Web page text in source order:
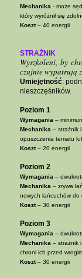
Mechanika - może
który wyróżnił się
Koszt– 40 energii
STRAŻNIK
Wyszkoleni, by
czujnie wypatrują
Umiejętność:
nieszczęśników.
Poziom 1
Wymagania –
Mechanika – strażnik
opuszczenia tematu
Koszt– 20 energii
Poziom 2
Wymagania –
Mechanika – zrywa
nowych łańcuchów
Koszt– 30 energii
Poziom 3
Wymagania –
Mechanika – strażnik
chroni ich przed
Koszt– 30 energii